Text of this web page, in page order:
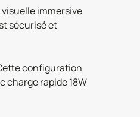
visuelle immersive
sécurisé et
configuration
charge rapide 18W